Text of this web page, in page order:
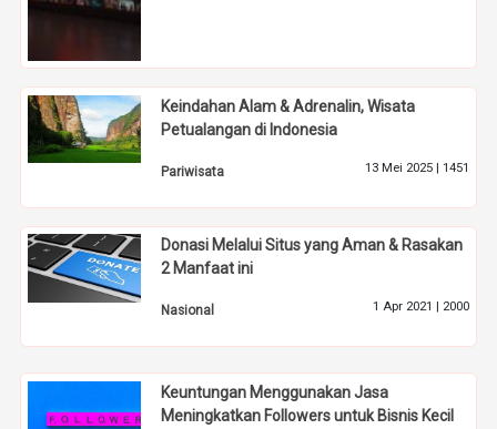
Keindahan Alam & Adrenalin, Wisata
Petualangan di Indonesia
Pariwisata 13 Mei 2025 | 1451
Donasi Melalui Situs yang Aman & Rasakan
2 Manfaat ini
Nasional 1 Apr 2021 | 2000
Keuntungan Menggunakan Jasa
Meningkatkan Followers untuk Bisnis Kecil